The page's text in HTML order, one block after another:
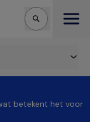
betekent het voor